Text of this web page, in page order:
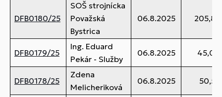
DFB0180/25
SOŠ strojnícka
Považská
Bystrica
06.8.2025 205,82
DFB0179/25
Ing. Eduard
Pekár - Služby
06.8.2025 45,00
DFB0178/25
Zdena
Melicheriková
06.8.2025 50,55